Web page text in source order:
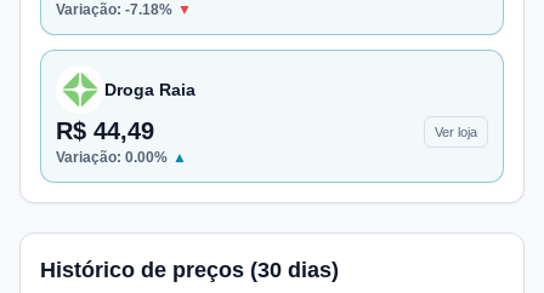
Variação: -7.18% ▼
Droga Raia
R$ 44,49 Ver loja
Variação: 0.00% ▲
Histórico de preços (30 dias)